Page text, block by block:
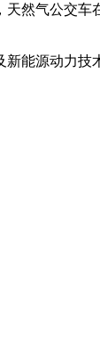
然气公交
能源动力